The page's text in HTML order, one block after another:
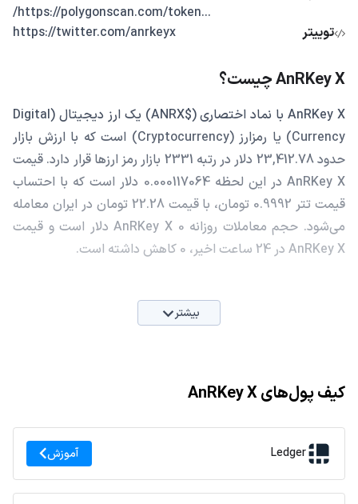
...https://polygonscan.com/token/
توییتر
https://twitter.com/anrkeyx
AnRKey X چیست؟
AnRKey X با نماد اختصاری ($ANRX) یک ارز دیجیتال (Digital
Currency) یا رمزارز (Cryptocurrency) است که با ارزش بازار
حدود 23,412.78 دلار در رتبه 2331 بازار رمز ارزها قرار دارد. قیمت
AnRKey X در این لحظه 0.000117064 دلار است که با احتساب
قیمت تتر 0.9992 تومان، با قیمت 22.28 تومان در ایران معامله
می‌شود. حجم معاملات روزانه AnRKey X 0 دلار است و قیمت
AnRKey X در 24 ساعت اخیر، 0 کاهش داشته است.
بیشتر
کیف پول‌های AnRKey X
Ledger آموزش